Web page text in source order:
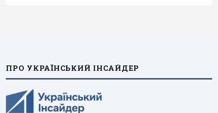
ПРО УКРАЇНСЬКИЙ ІНСАЙДЕР